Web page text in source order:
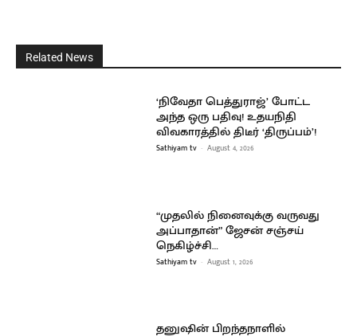
Related News
‘நிவேதா பெத்துராஜ்’ போட்ட
அந்த ஒரு பதிவு! உதயநிதி
விவகாரத்தில் திடீர் ‘திருப்பம்’!
Sathiyam tv - August 4, 2026
“முதலில் நினைவுக்கு வருவது
அப்பாதான்” ஜேசன் சஞ்சய்
நெகிழ்ச்சி…
Sathiyam tv - August 1, 2026
தனுஷின் பிறந்தநாளில்